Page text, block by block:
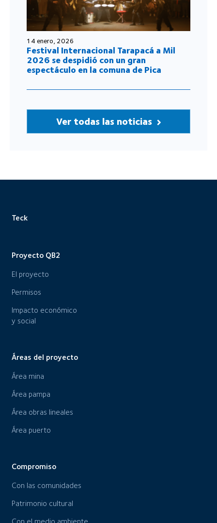
14 enero, 2026
Festival Internacional Tarapacá a Mil
2026 se despidió con un gran
espectáculo en la comuna de Pica
Ver todas las noticias
Teck
Proyecto QB2
El proyecto
Permisos
Impacto económico
y social
Áreas del proyecto
Área mina
Área pampa
Área obras lineales
Área puerto
Compromiso
Con las comunidades
Patrimonio cultural
Con el medio ambiente